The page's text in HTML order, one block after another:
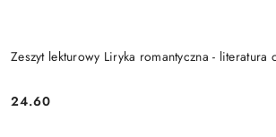
Zeszyt lekturowy Liryka romantyczna - literatura
Cena:
24.60